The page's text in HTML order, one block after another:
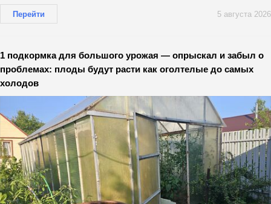
Перейти 5 августа 2026
1 подкормка для большого урожая — опрыскал и забыл о
проблемах: плоды будут расти как оголтелые до самых
холодов